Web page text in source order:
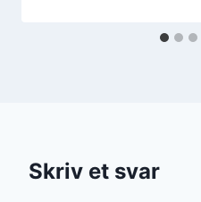
Skriv et svar